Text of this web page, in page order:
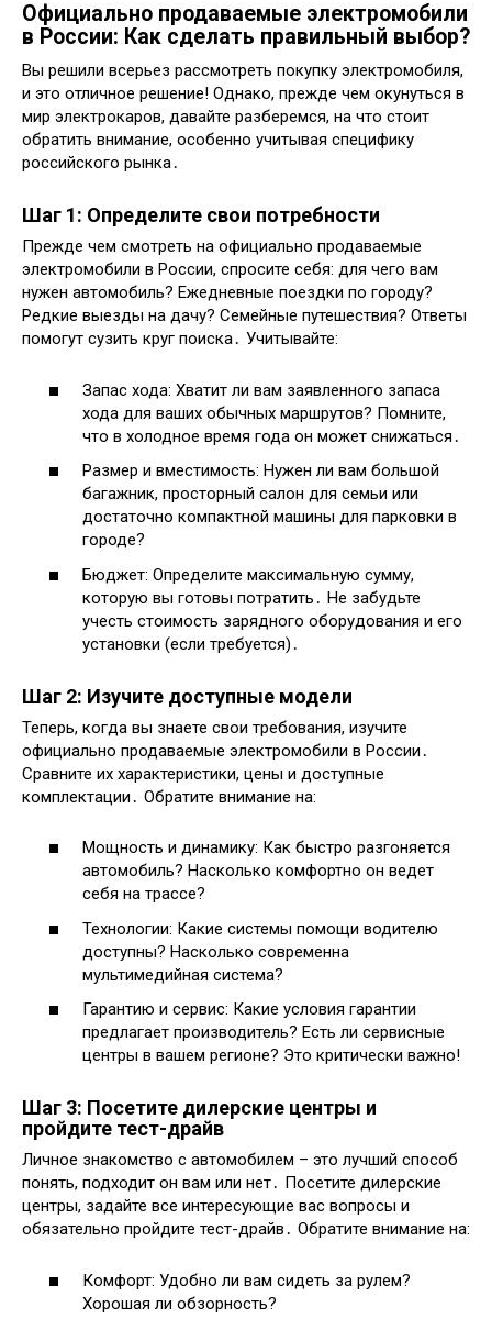
Официально продаваемые электромобили
в России: Как сделать правильный выбор?
Вы решили всерьез рассмотреть покупку электромобиля,
и это отличное решение! Однако, прежде чем окунуться в
мир электрокаров, давайте разберемся, на что стоит
обратить внимание, особенно учитывая специфику
российского рынка․
Шаг 1: Определите свои потребности
Прежде чем смотреть на официально продаваемые
электромобили в России, спросите себя: для чего вам
нужен автомобиль? Ежедневные поездки по городу?
Редкие выезды на дачу? Семейные путешествия? Ответы
помогут сузить круг поиска․ Учитывайте:
Запас хода: Хватит ли вам заявленного запаса
хода для ваших обычных маршрутов? Помните,
что в холодное время года он может снижаться․
Размер и вместимость: Нужен ли вам большой
багажник, просторный салон для семьи или
достаточно компактной машины для парковки в
городе?
Бюджет: Определите максимальную сумму,
которую вы готовы потратить․ Не забудьте
учесть стоимость зарядного оборудования и его
установки (если требуется)․
Шаг 2: Изучите доступные модели
Теперь, когда вы знаете свои требования, изучите
официально продаваемые электромобили в России․
Сравните их характеристики, цены и доступные
комплектации․ Обратите внимание на:
Мощность и динамику: Как быстро разгоняется
автомобиль? Насколько комфортно он ведет
себя на трассе?
Технологии: Какие системы помощи водителю
доступны? Насколько современна
мультимедийная система?
Гарантию и сервис: Какие условия гарантии
предлагает производитель? Есть ли сервисные
центры в вашем регионе? Это критически важно!
Шаг 3: Посетите дилерские центры и
пройдите тест-драйв
Личное знакомство с автомобилем – это лучший способ
понять, подходит он вам или нет․ Посетите дилерские
центры, задайте все интересующие вас вопросы и
обязательно пройдите тест-драйв․ Обратите внимание на:
Комфорт: Удобно ли вам сидеть за рулем?
Хорошая ли обзорность?